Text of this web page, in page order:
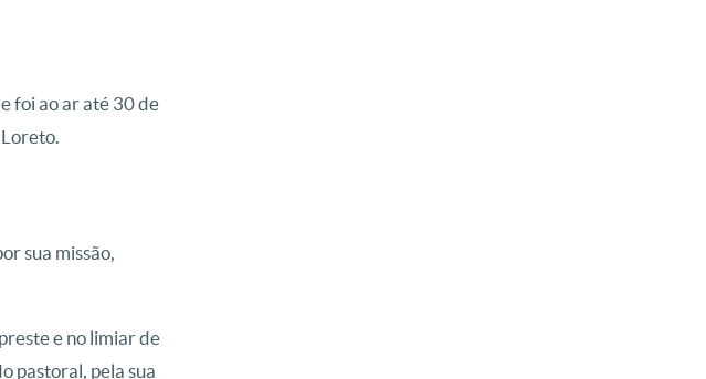
foi ao ar até 30 de
sua missão,
e no limiar de
pastoral, pela sua